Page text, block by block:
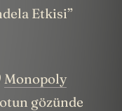
Etkisi”
Monopoly
gözünde